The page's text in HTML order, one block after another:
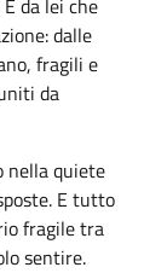
dalle
fragili e
da
nella quiete
E tutto
fragile tra
sentire.